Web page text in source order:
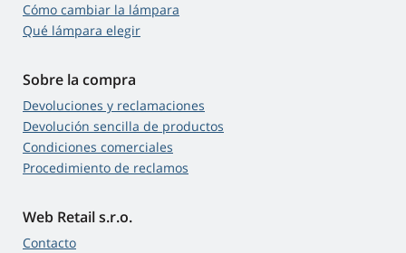
Cómo cambiar la lámpara
Qué lámpara elegir
Sobre la compra
Devoluciones y reclamaciones
Devolución sencilla de productos
Condiciones comerciales
Procedimiento de reclamos
Web Retail s.r.o.
Contacto